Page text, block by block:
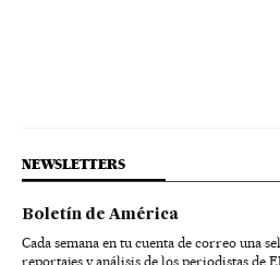
NEWSLETTERS
Boletín de América
Cada semana en tu cuenta de correo una
reportajes y análisis de los periodistas de